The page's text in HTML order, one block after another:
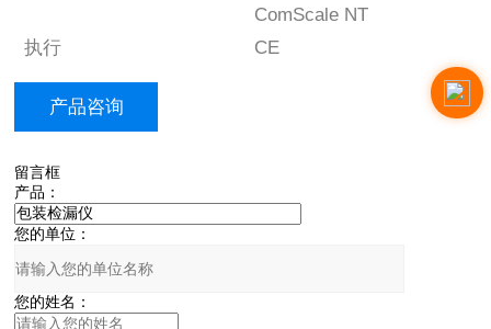
ComScale NT
执行
CE
产品咨询
留言框
产品：
您的单位：
您的姓名：